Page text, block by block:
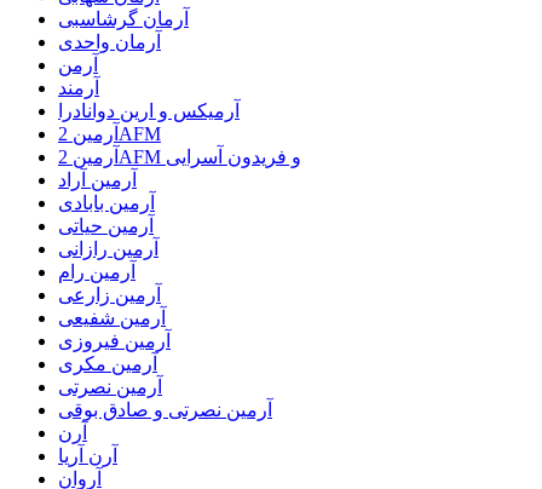
آرمان گرشاسبی
آرمان واحدی
آرمن
آرمند
آرمیکس و ارین دوانادرا
آرمین 2AFM
آرمین 2AFM و فریدون آسرایی
آرمین آراد
آرمین بابادی
آرمین حیاتی
آرمین رازانی
آرمین رام
آرمین زارعی
آرمین شفیعی
آرمین فیروزی
آرمین مکری
آرمین نصرتی
آرمین نصرتی و صادق بوقی
آرن
آرن آریا
آروان